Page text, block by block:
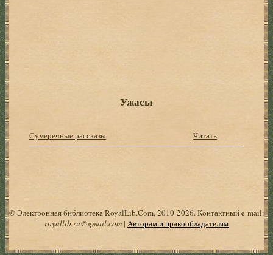
Ужасы
Сумеречные рассказы Читать
© Электронная библиотека RoyalLib.Com, 2010-2026. Контактный e-mail:
royallib.ru@gmail.com| Авторам и правообладателям